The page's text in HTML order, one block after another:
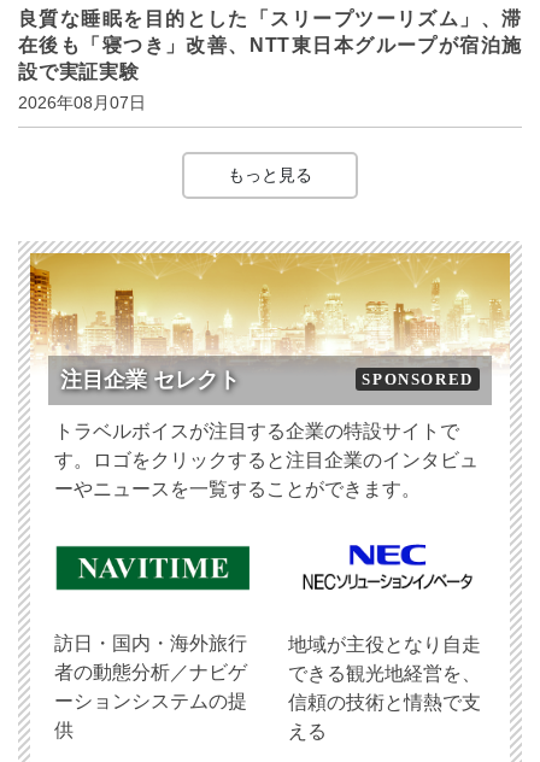
良質な睡眠を目的とした「スリープツーリズム」、滞
在後も「寝つき」改善、NTT東日本グループが宿泊施
設で実証実験
2026年08月07日
もっと見る
注目企業 セレクト SPONSORED
トラベルボイスが注目する企業の特設サイトで
す。ロゴをクリックすると注目企業のインタビュ
ーやニュースを一覧することができます。
訪日・国内・海外旅行
者の動態分析／ナビゲ
ーションシステムの提
供
地域が主役となり自走
できる観光地経営を、
信頼の技術と情熱で支
える